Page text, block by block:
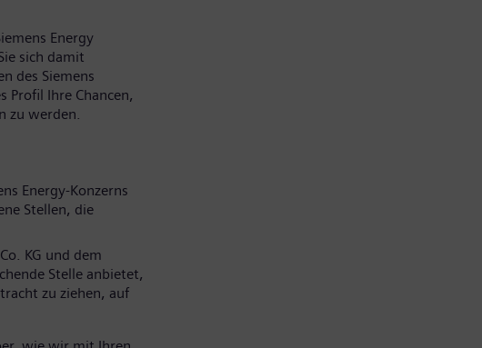
Energy
sich damit
des Siemens
Profil Ihre Chancen,
zu werden.
Energy-Konzerns
Stellen, die
KG und dem
Stelle anbietet,
zu ziehen, auf